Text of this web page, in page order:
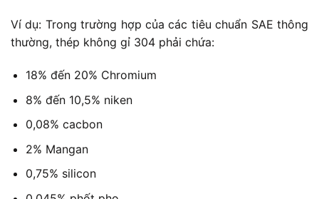
Ví dụ: Trong trường hợp của các tiêu chuẩn SAE thông
thường, thép không gỉ 304 phải chứa:
18% đến 20% Chromium
8% đến 10,5% niken
0,08% cacbon
2% Mangan
0,75% silicon